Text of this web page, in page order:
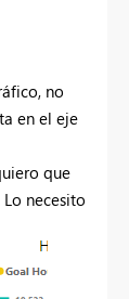
no
en el eje
que
necesito